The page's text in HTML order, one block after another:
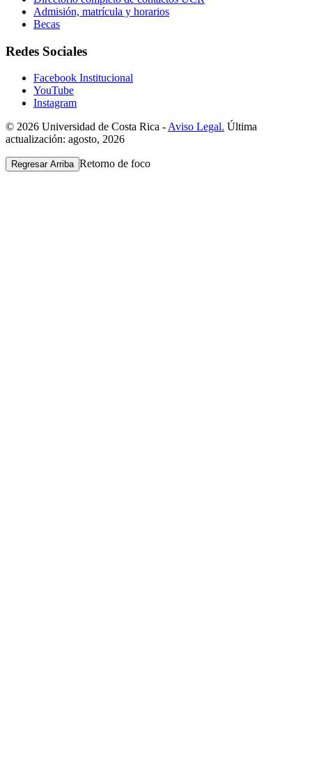
Admisión, matrícula y horarios
Becas
Redes Sociales
Facebook Institucional
YouTube
Instagram
© 2026 Universidad de Costa Rica -Aviso Legal. Última
actualización: agosto, 2026
Regresar Arriba Retorno de foco